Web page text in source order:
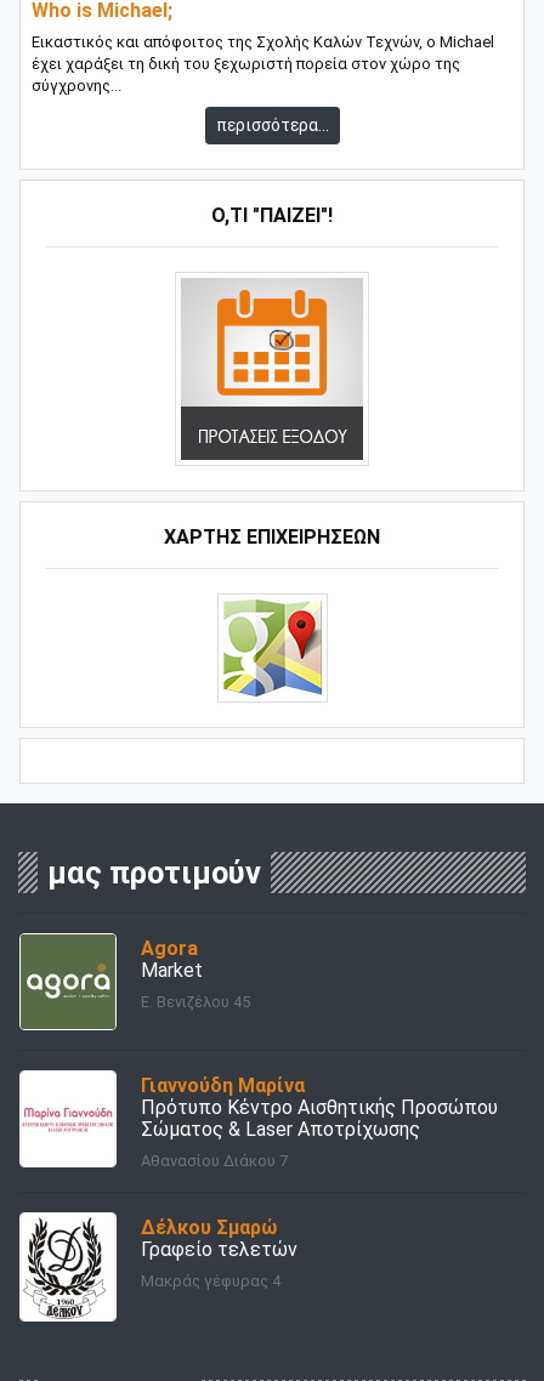
Who is Michael;
Εικαστικός και απόφοιτος της Σχολής Καλών Τεχνών, ο Michael
έχει χαράξει τη δική του ξεχωριστή πορεία στον χώρο της
σύγχρονης...
περισσότερα...
Ό,ΤΙ "ΠΑΊΖΕΙ"!
ΧΑΡΤΗΣ ΕΠΙΧΕΙΡΗΣΕΩΝ
μας προτιμούν
Agora
Market
E. Βενιζέλου 45
Γιαννούδη Μαρίνα
Πρότυπο Κέντρο Αισθητικής Προσώπου
Σώματος & Laser Aποτρίχωσης
Αθανασίου Διάκου 7
Δέλκου Σμαρώ
Γραφείο τελετών
Μακράς γέφυρας 4